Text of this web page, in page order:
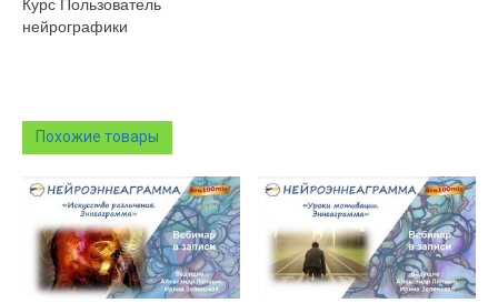
Курс Пользователь
нейрографики
Похожие товары